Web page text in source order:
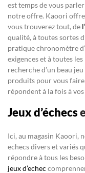
est temps de vous
notre offre. Kaoori offre
vous trouverez tout, de
qualité, à toutes sortes
pratique chronomètre
exigences et à toutes
recherche d’un beau
produits pour vous
répondent à la fois à
Jeux d’échecs
Ici, au magasin Kaoori,
echecs divers et variés
répondre à tous les
jeux d’echec